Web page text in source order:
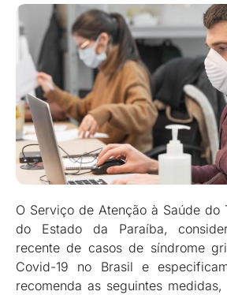
O Serviço de Atenção à Saúde do
do Estado da Paraíba,
recente de casos de síndrome
Covid-19 no Brasil e
recomenda as seguintes